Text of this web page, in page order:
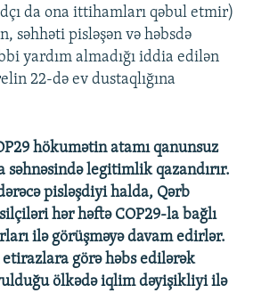
da ona ittihamları qəbul etmir)
səhhəti pisləşən və həbsdə
yardım almadığı iddia edilən
22-də ev dustaqlığına
hökumətin atamı qanunsuz
səhnəsində legitimlik qazandırır.
pisləşdiyi halda, Qərb
hər həftə COP29-la bağlı
ilə görüşməyə davam edirlər.
görə həbs edilərək
ölkədə iqlim dəyişikliyi ilə